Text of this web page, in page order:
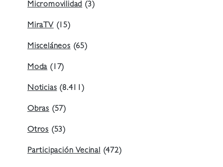
Micromovilidad (3)
MiraTV (15)
Misceláneos (65)
Moda (17)
Noticias (8.411)
Obras (57)
Otros (53)
Participación Vecinal (472)